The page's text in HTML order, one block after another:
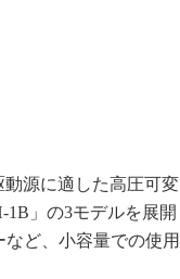
ン
開発
応
源に適した高圧可変
1B」の3モデルを展開
ど、小容量での使用